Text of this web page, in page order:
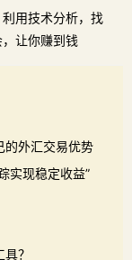
用技术分析，找
让你赚到钱
的外汇交易优势
实现稳定收益”
？